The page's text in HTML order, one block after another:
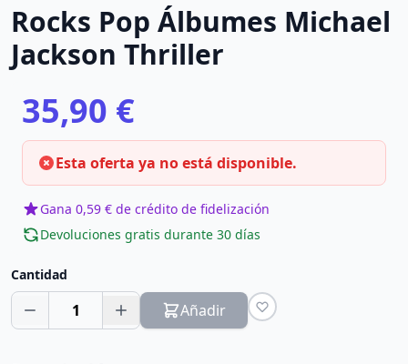
Rocks Pop Álbumes Michael
Jackson Thriller
35,90 €
Esta oferta ya no está disponible.
Gana 0,59 € de crédito de fidelización
Devoluciones gratis durante 30 días
Cantidad
1 Añadir